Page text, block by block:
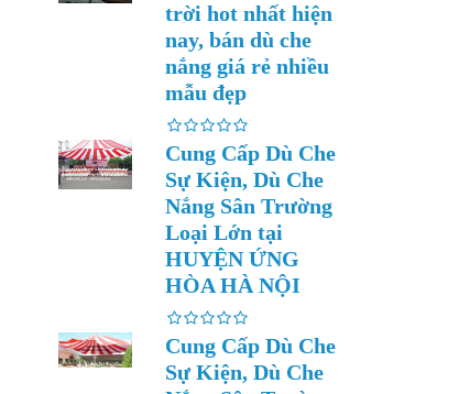
trời hot nhất hiện
nay, bán dù che
nắng giá rẻ nhiều
mẫu đẹp
Cung Cấp Dù Che
Sự Kiện, Dù Che
Nắng Sân Trường
Loại Lớn tại
HUYỆN ỨNG
HÒA HÀ NỘI
Cung Cấp Dù Che
Sự Kiện, Dù Che